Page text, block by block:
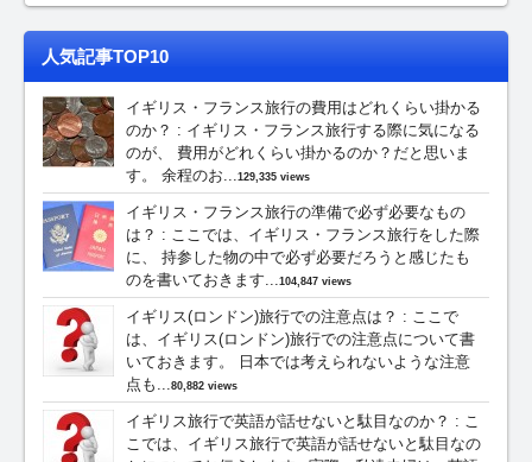
人気記事TOP10
イギリス・フランス旅行の費用はどれくらい掛かる
のか？ : イギリス・フランス旅行する際に気になる
のが、 費用がどれくらい掛かるのか？だと思いま
す。 余程のお...129,335 views
イギリス・フランス旅行の準備で必ず必要なもの
は？ : ここでは、イギリス・フランス旅行をした際
に、 持参した物の中で必ず必要だろうと感じたも
のを書いておきます...104,847 views
イギリス(ロンドン)旅行での注意点は？ : ここで
は、イギリス(ロンドン)旅行での注意点について書
いておきます。 日本では考えられないような注意
点も...80,882 views
イギリス旅行で英語が話せないと駄目なのか？ : こ
こでは、イギリス旅行で英語が話せないと駄目なの